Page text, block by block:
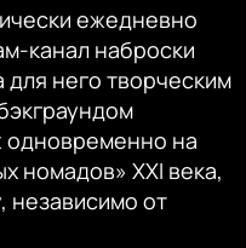
1080p
1080p
ежедневно
канал наброски
него творческим
одновременно на
номадов» XXI века,
независимо от